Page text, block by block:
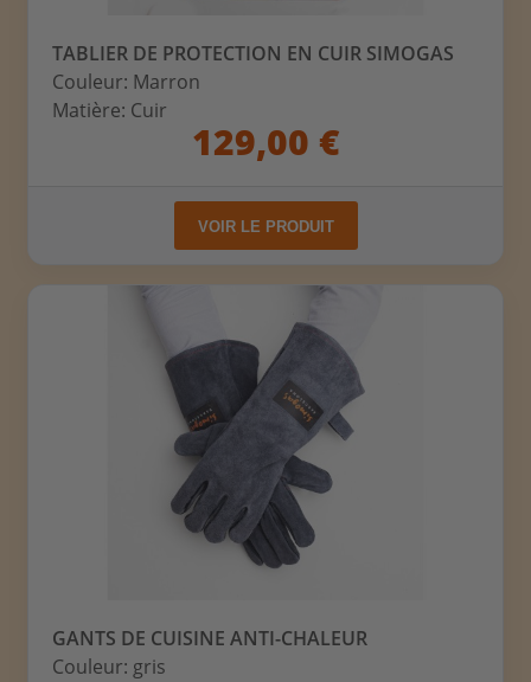
TABLIER DE PROTECTION EN CUIR SIMOGAS
Couleur: Marron
Matière: Cuir
129,00 €
VOIR LE PRODUIT
GANTS DE CUISINE ANTI-CHALEUR
Couleur: gris